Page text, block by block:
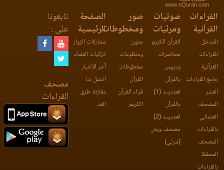
www.nQuran.com
القراءات
القرآنية
المدخل
للقراءات
القرآنية
جامع القراءات
العشر
المصحف
العثماني
بالقراءات
المصحف
المحفظ
بالقراءات
صوتيات
ومرئيات
القرآن الكريم
محاضرات
ودروس
بالقرآن
اهتديت (1)
بالقرآن
اهتديت (2)
مصحف ورش
(مرئي)
صور
ومخطوطات
متون
ومنظومات
مخطوطات
القرآن
قراء القرآن
الكريم
الصفحة
الرئيسية
مشاركات الزوار
تزكيات العلماء
آخر الأخبار
اتصل بنا
مقارنة طرق
العد
تابعونا
على :
مصحف
القراءات